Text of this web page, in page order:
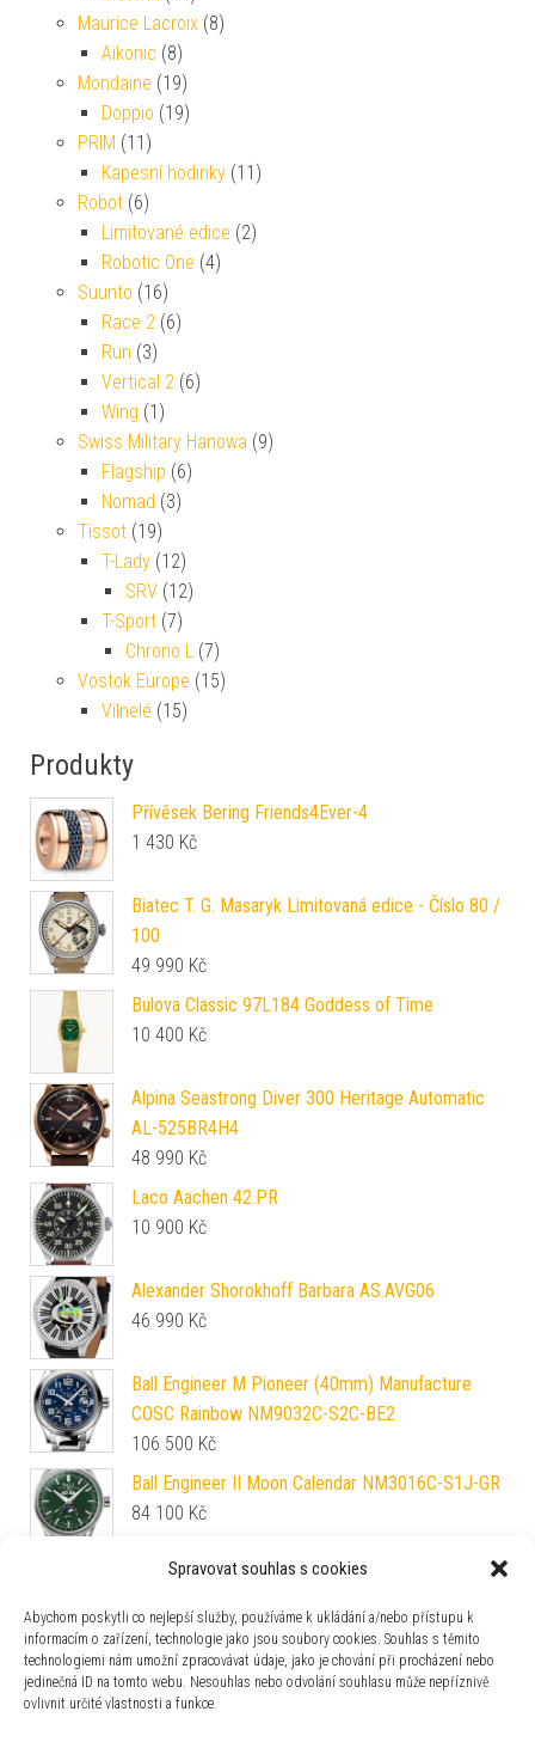
Spravovat souhlas s cookies
Abychom poskytli co nejlepší služby, používáme k ukládání a/nebo přístupu k
informacím o zařízení, technologie jako jsou soubory cookies. Souhlas s těmito
technologiemi nám umožní zpracovávat údaje, jako je chování při procházení nebo
jedinečná ID na tomto webu. Nesouhlas nebo odvolání souhlasu může nepříznivě
ovlivnit určité vlastnosti a funkce.
Maurice Lacroix (8)
Aikonic (8)
Mondaine (19)
Doppio (19)
PRIM (11)
Kapesní hodinky (11)
Robot (6)
Limitované edice (2)
Robotic One (4)
Suunto (16)
Race 2 (6)
Run (3)
Vertical 2 (6)
Wing (1)
Swiss Military Hanowa (9)
Flagship (6)
Nomad (3)
Tissot (19)
T-Lady (12)
SRV (12)
T-Sport (7)
Chrono L (7)
Vostok Europe (15)
Vilnelé (15)
Produkty
Přívěsek Bering Friends4Ever-4
1 430 Kč
Biatec T. G. Masaryk Limitovaná edice - Číslo 80 /
100
49 990 Kč
Bulova Classic 97L184 Goddess of Time
10 400 Kč
Alpina Seastrong Diver 300 Heritage Automatic
AL-525BR4H4
48 990 Kč
Laco Aachen 42.PR
10 900 Kč
Alexander Shorokhoff Barbara AS.AVG06
46 990 Kč
Ball Engineer M Pioneer (40mm) Manufacture
COSC Rainbow NM9032C-S2C-BE2
106 500 Kč
Ball Engineer II Moon Calendar NM3016C-S1J-GR
84 100 Kč
Nivada Grenchen Aquamar Grey - Beads of Rice
31 560Kč
Frederique Constant Classics Moneta Moonphase
Quartz FC-206S3S6